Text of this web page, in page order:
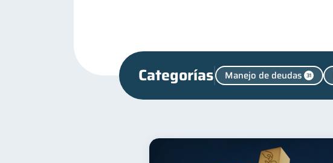
Categorías Manejo de deudas 31
Préstamos